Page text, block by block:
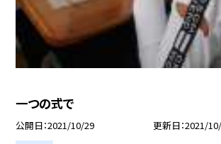
一つの式で
公開日 2021/10/29 更新日 2021/